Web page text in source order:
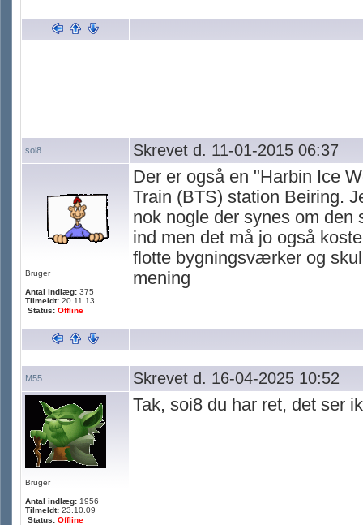
soi8 Skrevet d. 11-01-2015 06:37
Bruger
Antal indlæg: 375
Tilmeldt: 20.11.13
Status: Offline
Der er også en "Harbin Ice
Train (BTS) station Beiring.
nok nogle der synes om den
ind men det må jo også
flotte bygningsværker og
mening
M55 Skrevet d. 16-04-2025 10:52
Bruger
Antal indlæg: 1956
Tilmeldt: 23.10.09
Status: Offline
Tak, soi8 du har ret, det ser